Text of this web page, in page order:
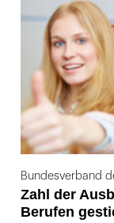
Bundesverband
Zahl der
Berufen